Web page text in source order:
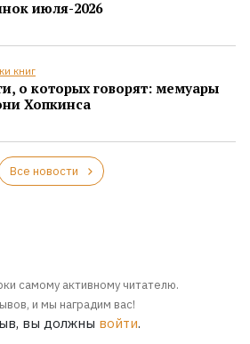
июля-2026
книг
о которых говорят: мемуары
Хопкинса
Все новости
самому активному читателю.
и мы наградим вас!
вы должны войти.